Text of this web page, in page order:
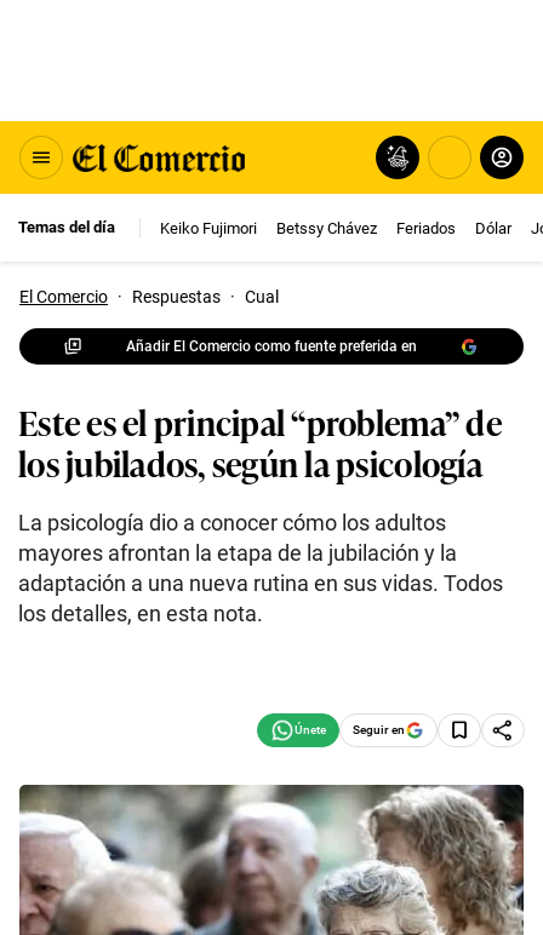
Temas del día Keiko Fujimori Betssy Chávez Feriados Dólar
El Comercio · Respuestas · Cual
Añadir El Comercio como fuente preferida en
Este es el principal “problema” de
los jubilados, según la psicología
La psicología dio a conocer cómo los adultos
mayores afrontan la etapa de la jubilación y la
adaptación a una nueva rutina en sus vidas. Todos
los detalles, en esta nota.
Seguir en